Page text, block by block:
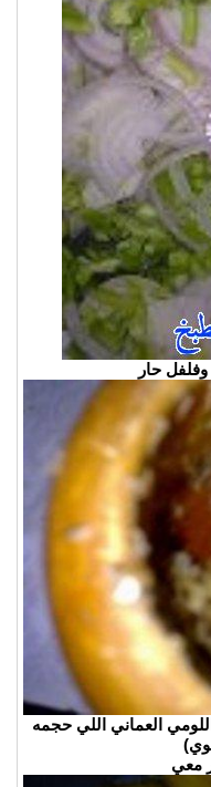
حار
العماني اللي حجمه
معي